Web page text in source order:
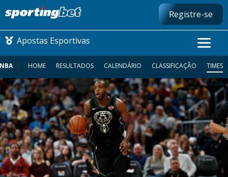
Registre-se
Apostas Esportivas
CONMEBOL LIBERTADORES
FUTEBOL NACIONAL
FUTEBOL INTERNACIONAL
COMO APOSTAR
NBA HOME RESULTADOS CALENDÁRIO CLASSIFICAÇÃO TIMES